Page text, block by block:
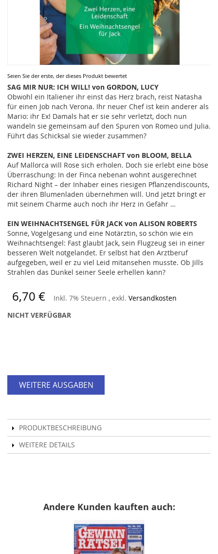
Seien Sie der erste, der dieses Produkt bewertet
SAG MIR NUR: ICH WILL! von GORDON, LUCY
Obwohl ein Italiener ihr einst das Herz brach, reist Natasha
für einen Job nach Verona. Ihr neuer Chef ist kein anderer als
Mario: ihr Ex! Damals hat er sie sehr verletzt, doch nun
wandeln sie gemeinsam auf den Spuren von Romeo und Julia.
Führt das Schicksal sie wieder zusammen?
ZWEI HERZEN, EINE LEIDENSCHAFT von BLOOM, BELLA
Auf Mallorca will Rose sich erholen. Doch sie erlebt eine böse
Überraschung: In der Finca nebenan wohnt ausgerechnet
Richard Night – der Inhaber eines riesigen Pflanzendiscounts,
der ihren Blumenladen übernehmen will. Und jetzt bringt er
mit seinem Charme auch noch ihr Herz in Gefahr …
EIN WEIHNACHTSENGEL FÜR JACK von ALISON ROBERTS
Sonne, Vogelgesang und eine Notärztin, so schön wie ein
Weihnachtsengel: Fast glaubt Jack, sein Flugzeug sei in einer
besseren Welt notgelandet. Er selbst hat den Arztberuf
aufgegeben, weil er zu viel Leid mitansehen musste. Ob Jills
Strahlen das Dunkel seiner Seele erhellen kann?
6,70 € Inkl. 7% Steuern , exkl. Versandkosten
NICHT VERFÜGBAR
WEITERE AUSGABEN
PRODUKTBESCHREIBUNG
WEITERE DETAILS
Zum
Anfang
der
Bildergalerie
springen
Andere Kunden kauften auch: